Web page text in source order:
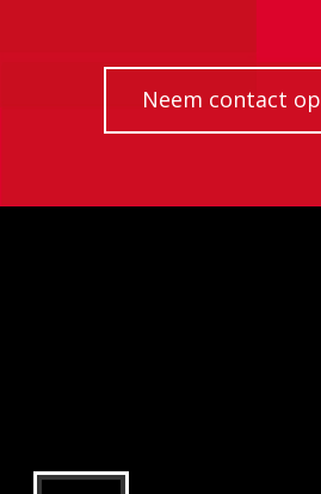
Neem contact op